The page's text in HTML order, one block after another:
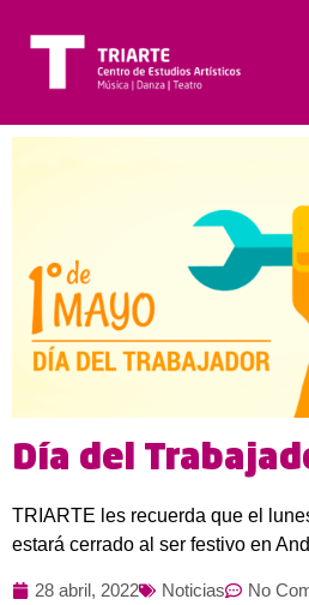
Día del
TRIARTE les recuerda que el
estará cerrado al ser festivo en
28 abril, 2022 Noticias No